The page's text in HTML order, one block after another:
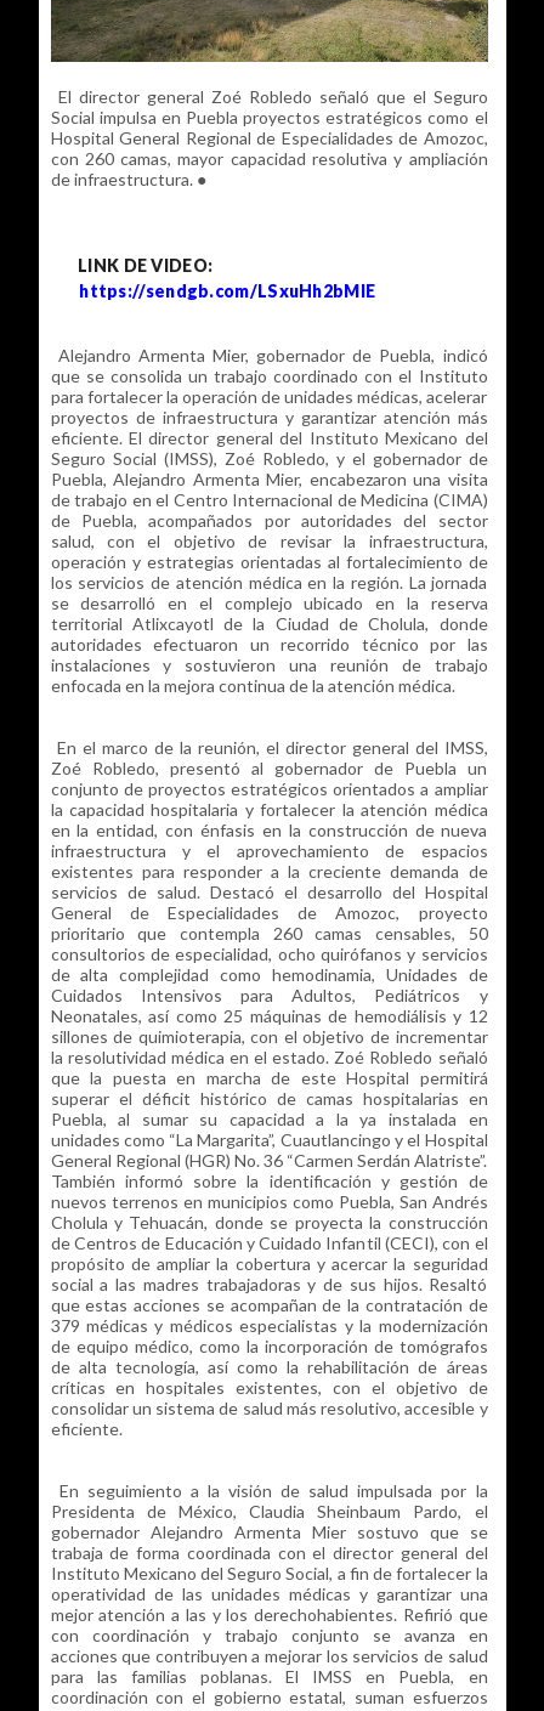
El director general Zoé Robledo señaló que el Seguro
Social impulsa en Puebla proyectos estratégicos como el
Hospital General Regional de Especialidades de Amozoc,
con 260 camas, mayor capacidad resolutiva y ampliación
de infraestructura. ●
LINK DE VIDEO:
https://sendgb.com/LSxuHh2bMIE
Alejandro Armenta Mier, gobernador de Puebla, indicó
que se consolida un trabajo coordinado con el Instituto
para fortalecer la operación de unidades médicas, acelerar
proyectos de infraestructura y garantizar atención más
eficiente. El director general del Instituto Mexicano del
Seguro Social (IMSS), Zoé Robledo, y el gobernador de
Puebla, Alejandro Armenta Mier, encabezaron una visita
de trabajo en el Centro Internacional de Medicina (CIMA)
de Puebla, acompañados por autoridades del sector
salud, con el objetivo de revisar la infraestructura,
operación y estrategias orientadas al fortalecimiento de
los servicios de atención médica en la región. La jornada
se desarrolló en el complejo ubicado en la reserva
territorial Atlixcayotl de la Ciudad de Cholula, donde
autoridades efectuaron un recorrido técnico por las
instalaciones y sostuvieron una reunión de trabajo
enfocada en la mejora continua de la atención médica.
En el marco de la reunión, el director general del IMSS,
Zoé Robledo, presentó al gobernador de Puebla un
conjunto de proyectos estratégicos orientados a ampliar
la capacidad hospitalaria y fortalecer la atención médica
en la entidad, con énfasis en la construcción de nueva
infraestructura y el aprovechamiento de espacios
existentes para responder a la creciente demanda de
servicios de salud. Destacó el desarrollo del Hospital
General de Especialidades de Amozoc, proyecto
prioritario que contempla 260 camas censables, 50
consultorios de especialidad, ocho quirófanos y servicios
de alta complejidad como hemodinamia, Unidades de
Cuidados Intensivos para Adultos, Pediátricos y
Neonatales, así como 25 máquinas de hemodiálisis y 12
sillones de quimioterapia, con el objetivo de incrementar
la resolutividad médica en el estado. Zoé Robledo señaló
que la puesta en marcha de este Hospital permitirá
superar el déficit histórico de camas hospitalarias en
Puebla, al sumar su capacidad a la ya instalada en
unidades como “La Margarita”, Cuautlancingo y el Hospital
General Regional (HGR) No. 36 “Carmen Serdán Alatriste”.
También informó sobre la identificación y gestión de
nuevos terrenos en municipios como Puebla, San Andrés
Cholula y Tehuacán, donde se proyecta la construcción
de Centros de Educación y Cuidado Infantil (CECI), con el
propósito de ampliar la cobertura y acercar la seguridad
social a las madres trabajadoras y de sus hijos. Resaltó
que estas acciones se acompañan de la contratación de
379 médicas y médicos especialistas y la modernización
de equipo médico, como la incorporación de tomógrafos
de alta tecnología, así como la rehabilitación de áreas
críticas en hospitales existentes, con el objetivo de
consolidar un sistema de salud más resolutivo, accesible y
eficiente.
En seguimiento a la visión de salud impulsada por la
Presidenta de México, Claudia Sheinbaum Pardo, el
gobernador Alejandro Armenta Mier sostuvo que se
trabaja de forma coordinada con el director general del
Instituto Mexicano del Seguro Social, a fin de fortalecer la
operatividad de las unidades médicas y garantizar una
mejor atención a las y los derechohabientes. Refirió que
con coordinación y trabajo conjunto se avanza en
acciones que contribuyen a mejorar los servicios de salud
para las familias poblanas. El IMSS en Puebla, en
coordinación con el gobierno estatal, suman esfuerzos